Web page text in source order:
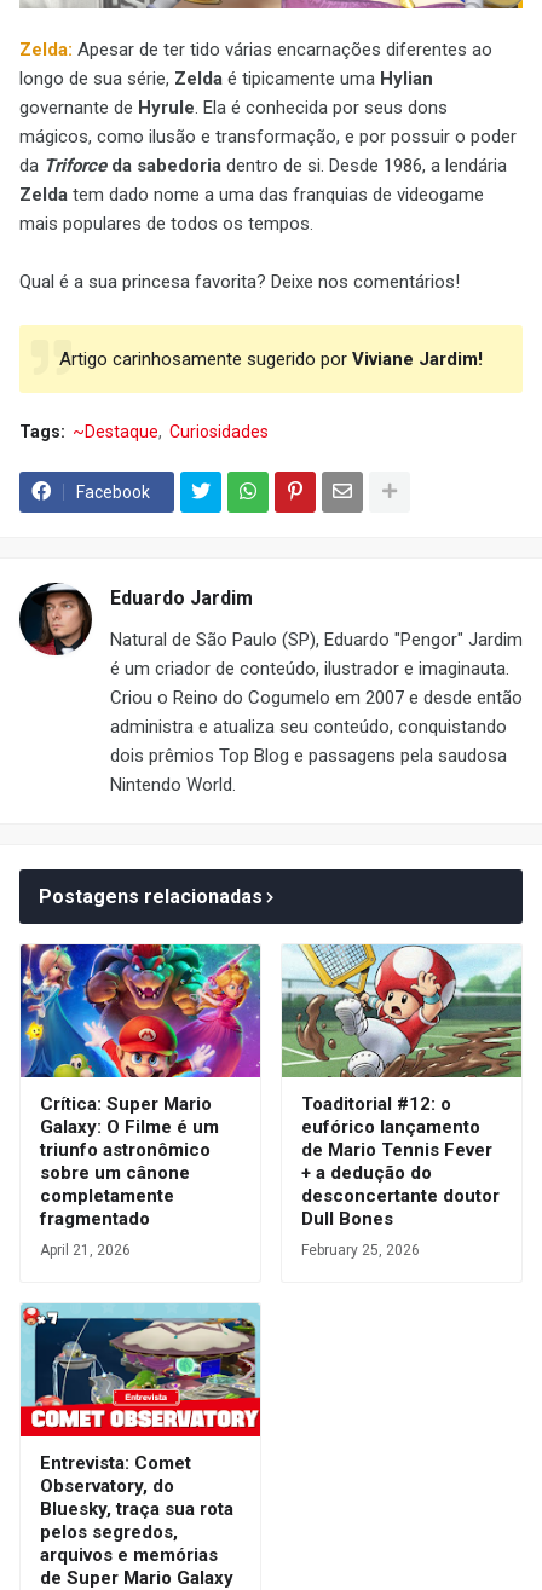
Zelda: Apesar de ter tido várias encarnações diferentes ao
longo de sua série, Zelda é tipicamente uma Hylian
governante de Hyrule . Ela é conhecida por seus dons
mágicos, como ilusão e transformação, e por possuir o poder
da Triforceda sabedoria dentro de si. Desde 1986, a lendária
Zelda tem dado nome a uma das franquias de videogame
mais populares de todos os tempos.
Qual é a sua princesa favorita? Deixe nos comentários!
Artigo carinhosamente sugerido por Viviane Jardim!
Tags: ~Destaque Curiosidades
Facebook
Eduardo Jardim
Natural de São Paulo (SP), Eduardo "Pengor" Jardim
é um criador de conteúdo, ilustrador e imaginauta.
Criou o Reino do Cogumelo em 2007 e desde então
administra e atualiza seu conteúdo, conquistando
dois prêmios Top Blog e passagens pela saudosa
Nintendo World.
Postagens relacionadas
Crítica: Super Mario
Galaxy: O Filme é um
triunfo astronômico
sobre um cânone
completamente
fragmentado
April 21, 2026
Toaditorial #12: o
eufórico lançamento
de Mario Tennis Fever
+ a dedução do
desconcertante doutor
Dull Bones
February 25, 2026
Entrevista: Comet
Observatory, do
Bluesky, traça sua rota
pelos segredos,
arquivos e memórias
de Super Mario Galaxy